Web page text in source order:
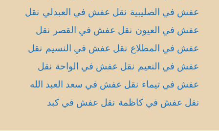
عفش في الصليبية نقل عفش في العبدلي نقل
عفش في العيون نقل عفش في القصر
نقل
عفش في المطلاع نقل عفش في النسيم نقل
عفش في النعيم نقل عفش في الواحة نقل
عفش في تيماء نقل عفش في سعد العبد الله
نقل عفش في كاظمة نقل عفش في كبد